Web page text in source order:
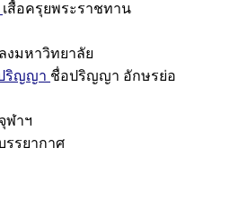
เสื้อครุยพระราชทาน
งมหาวิทยาลัย
ริญญา ชื่อปริญญา อักษรย่อ
ฬาฯ
รรยากาศ